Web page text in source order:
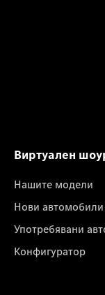
Виртуален
Нашите модели
Нови автомобили
Употребявани
Конфигуратор